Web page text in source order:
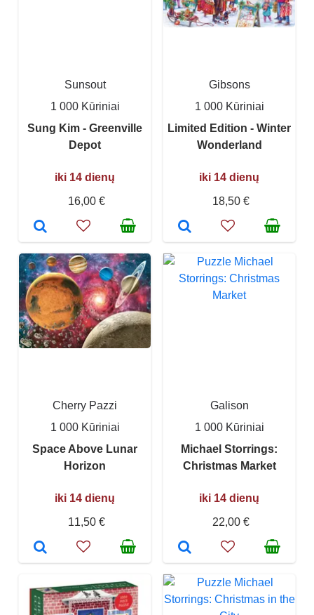
Sunsout
1 000 Kūriniai
Sung Kim - Greenville
Depot
iki 14 dienų
16,00 €
Gibsons
1 000 Kūriniai
Limited Edition - Winter
Wonderland
iki 14 dienų
18,50 €
Cherry Pazzi
1 000 Kūriniai
Space Above Lunar
Horizon
iki 14 dienų
11,50 €
Galison
1 000 Kūriniai
Michael Storrings:
Christmas Market
iki 14 dienų
22,00 €